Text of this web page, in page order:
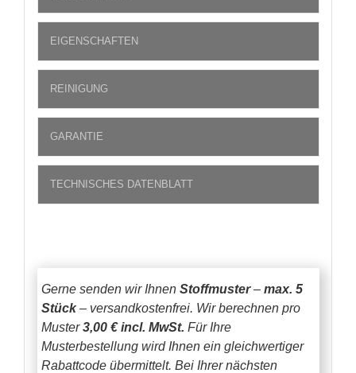
EIGENSCHAFTEN
REINIGUNG
GARANTIE
TECHNISCHES DATENBLATT
Gerne senden wir Ihnen Stoffmuster– max. 5
Stück– versandkostenfrei. Wir berechnen pro
Muster3,00 € incl. MwSt. Für Ihre
Musterbestellung wird Ihnen ein gleichwertiger
Rabattcode übermittelt. Bei Ihrer nächsten